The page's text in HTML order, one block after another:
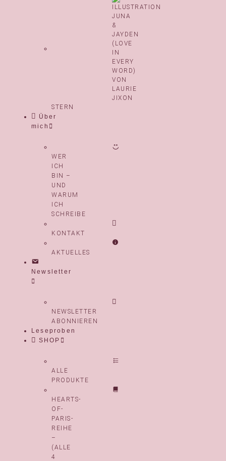
STERN
Über
mich
WER
ICH
BIN –
UND
WARUM
ICH
SCHREIBE
KONTAKT
AKTUELLES
Newsletter
NEWSLETTER
ABONNIEREN
Leseproben
SHOP
ALLE
PRODUKTE
HEARTS-
OF-
PARIS-
REIHE
–
(ALLE
4